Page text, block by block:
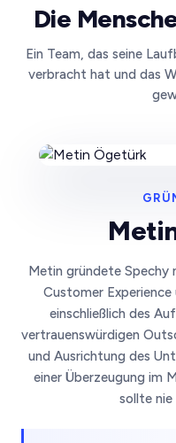
Die
Ein Team, das seine
verbracht hat und das
Metin gründete Spechy
Customer
einschließlich des
vertrauenswürdigen
und Ausrichtung des
einer Überzeugung im
sollte nie